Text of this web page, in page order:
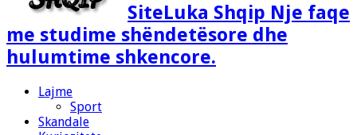
SiteLuka Shqip Nje faqe
me studime shëndetësore dhe
hulumtime shkencore.
Lajme
Sport
Skandale